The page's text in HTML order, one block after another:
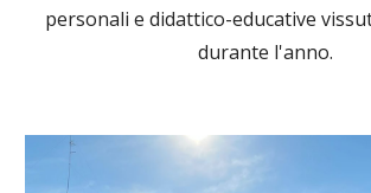
personali e didattico-educative
durante l'anno.